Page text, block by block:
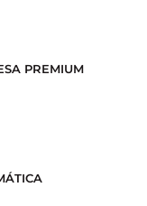
PREMIUM